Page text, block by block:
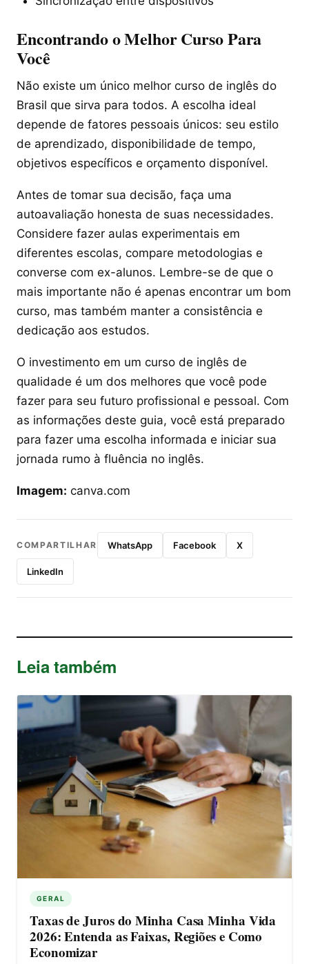
Encontrando o Melhor Curso Para
Você
Não existe um único melhor curso de inglês do
Brasil que sirva para todos. A escolha ideal
depende de fatores pessoais únicos: seu estilo
de aprendizado, disponibilidade de tempo,
objetivos específicos e orçamento disponível.
Antes de tomar sua decisão, faça uma
autoavaliação honesta de suas necessidades.
Considere fazer aulas experimentais em
diferentes escolas, compare metodologias e
converse com ex-alunos. Lembre-se de que o
mais importante não é apenas encontrar um bom
curso, mas também manter a consistência e
dedicação aos estudos.
O investimento em um curso de inglês de
qualidade é um dos melhores que você pode
fazer para seu futuro profissional e pessoal. Com
as informações deste guia, você está preparado
para fazer uma escolha informada e iniciar sua
jornada rumo à fluência no inglês.
Imagem: canva.com
COMPARTILHAR WhatsApp Facebook X
LinkedIn
Leia também
GERAL
Taxas de Juros do Minha Casa Minha Vida
2026: Entenda as Faixas, Regiões e Como
Economizar